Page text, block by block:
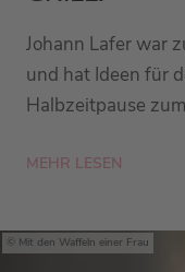
Johann Lafer war
und hat Ideen für
Halbzeitpause
MEHR LESEN
Mit den Waffeln einer Frau